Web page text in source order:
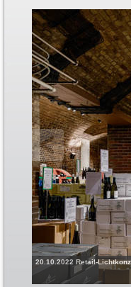
20.10.2022 Retail-